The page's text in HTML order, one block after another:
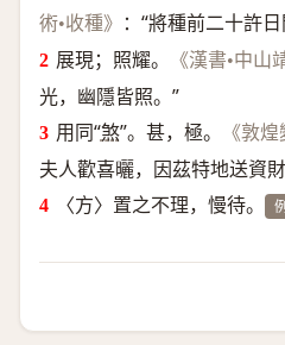
術•收種》
：“將種前二十許
展現；照耀。
《漢書•中山
光，幽隱皆照。”
用同“煞”。甚，極。 《敦
夫人歡喜曬，因茲特地送資
〈方〉置之不理，慢待。